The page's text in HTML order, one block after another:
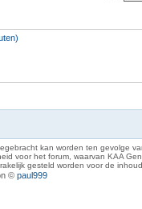
kan worden ten gevolge
voor het forum, waarvan KAA
gesteld worden voor de
© paul999